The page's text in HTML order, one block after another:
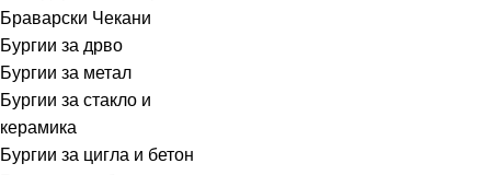
Браварски Чекани
Бургии за дрво
Бургии за метал
Бургии за стакло и
керамика
Бургии за цигла и бетон